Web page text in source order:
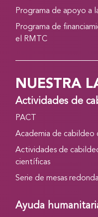
Programa de apoyo a
Programa de
el RMTC
NUESTRA
Actividades de
PACT
Academia de cabildeo
Actividades de
científicas
Serie de mesas
Ayuda